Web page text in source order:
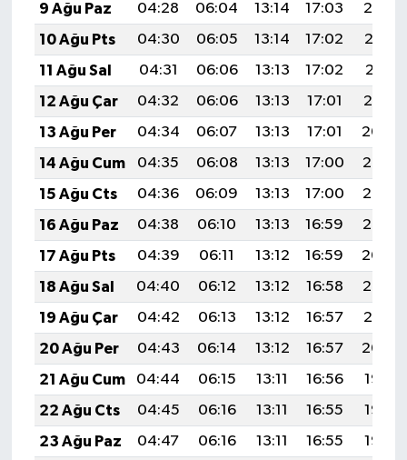
9 Ağu Paz
04:28 06:04 13:14 17:03
20:14
10 Ağu Pts
04:30 06:05 13:14 17:02
20:13
11 Ağu Sal
04:31 06:06 13:13 17:02
20:11
12 Ağu Çar
04:32 06:06 13:13 17:01
20:10
13 Ağu Per
04:34 06:07 13:13 17:01
20:09
14 Ağu Cum
04:35 06:08 13:13 17:00
20:08
15 Ağu Cts
04:36 06:09 13:13 17:00
20:06
16 Ağu Paz
04:38 06:10 13:13 16:59
20:05
17 Ağu Pts
04:39 06:11 13:12 16:59
20:04
18 Ağu Sal
04:40 06:12 13:12 16:58
20:02
19 Ağu Çar
04:42 06:13 13:12 16:57
20:01
20 Ağu Per
04:43 06:14 13:12 16:57
20:00
21 Ağu Cum
04:44 06:15 13:11 16:56
19:58
22 Ağu Cts
04:45 06:16 13:11 16:55
19:57
23 Ağu Paz
04:47 06:16 13:11 16:55
19:55